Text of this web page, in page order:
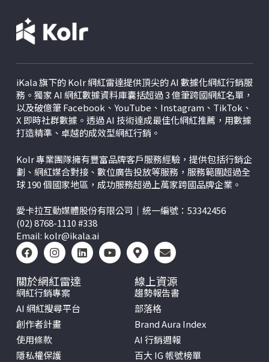
大家分析探討。
iKala 旗下的 Kolr 網紅雷達提供頂尖的 AI 數據化網紅行銷服
務。獨家 AI 網紅數據資料庫囊括超過 3 億筆跨國網紅名單，
以及破億筆 Facebook、YouTube、Instagram、TikTok、
X 即時社群數據。透過 AI 技術達成最佳化網紅推薦，用數據
打造精準、卓越的成效型網紅行銷。
Kolr 專業團隊擁有豐富品牌客戶服務經驗，提供包括行銷企
劃、網紅媒合對接、數位廣告投放等服務，服務範圍超過全
球 190 個國家地區，成功服務超過上萬家跨國品牌企業。
愛卡拉互動媒體股份有限公司｜統一編號：53342456
(02) 8768-1110 #338
Email: kolr@ikala.ai
關於網紅雷達
網紅行銷專案
AI 網紅搜尋平台
創作者計畫
使用條款
隱私權保護
線上資源
趨勢報告書
部落格
Brand Aura Index
AI 行銷週報
百大 IG 帳號榜單